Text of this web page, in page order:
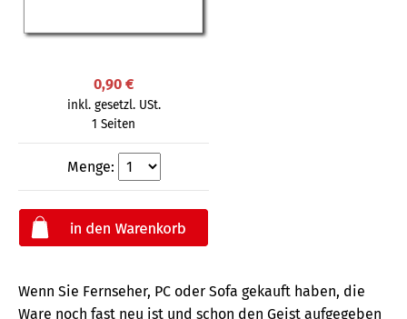
0,90 €
inkl. gesetzl. USt.
1 Seiten
Menge:
Wenn Sie Fernseher, PC oder Sofa gekauft haben, die
Ware noch fast neu ist und schon den Geist aufgegeben